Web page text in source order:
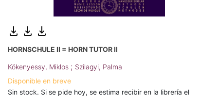
HORNSCHULE II = HORN TUTOR II
Kökenyessy, Miklos ; Szilagyi, Palma
Disponible en breve
Sin stock. Si se pide hoy, se estima recibir en la librería el